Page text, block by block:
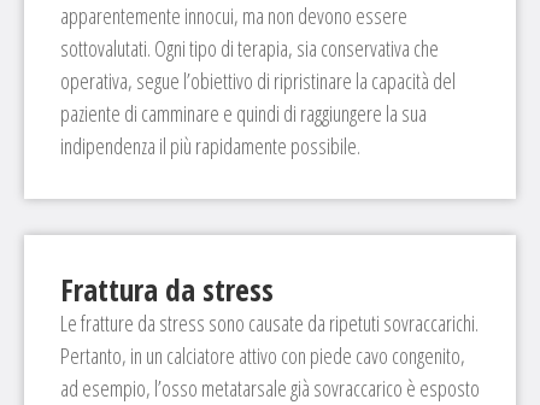
apparentemente innocui, ma non devono essere
sottovalutati. Ogni tipo di terapia, sia conservativa che
operativa, segue l’obiettivo di ripristinare la capacità del
paziente di camminare e quindi di raggiungere la sua
indipendenza il più rapidamente possibile.
Frattura da stress
Le fratture da stress sono causate da ripetuti sovraccarichi.
Pertanto, in un calciatore attivo con piede cavo congenito,
ad esempio, l’osso metatarsale già sovraccarico è esposto